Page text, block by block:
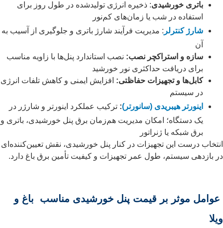
باتری خورشیدی: ذخیره انرژی تولیدشده در طول روز برای
استفاده در شب یا زمان‌های کم‌نور
شارژ کنترلر : مدیریت فرآیند شارژ باتری و جلوگیری از آسیب به
آن
سازه و استراکچر نصب: نصب استاندارد پنل‌ها با زاویه مناسب
برای دریافت حداکثری نور خورشید
کابل‌ها و تجهیزات حفاظتی: افزایش ایمنی و کاهش تلفات انرژی
در سیستم
اینورتر هیبریدی (سانورتر): ترکیب عملکرد اینورتر و شارژر در
یک دستگاه؛ امکان مدیریت هم‌زمان برق پنل خورشیدی، باتری و
برق شبکه یا ژنراتور
انتخاب درست این تجهیزات در کنار پنل خورشیدی، نقش تعیین‌کننده‌ای
در بازدهی سیستم، طول عمر تجهیزات و کیفیت تأمین برق باغ دارد.
عوامل موثر بر قیمت پنل خورشیدی مناسب باغ و
ویلا